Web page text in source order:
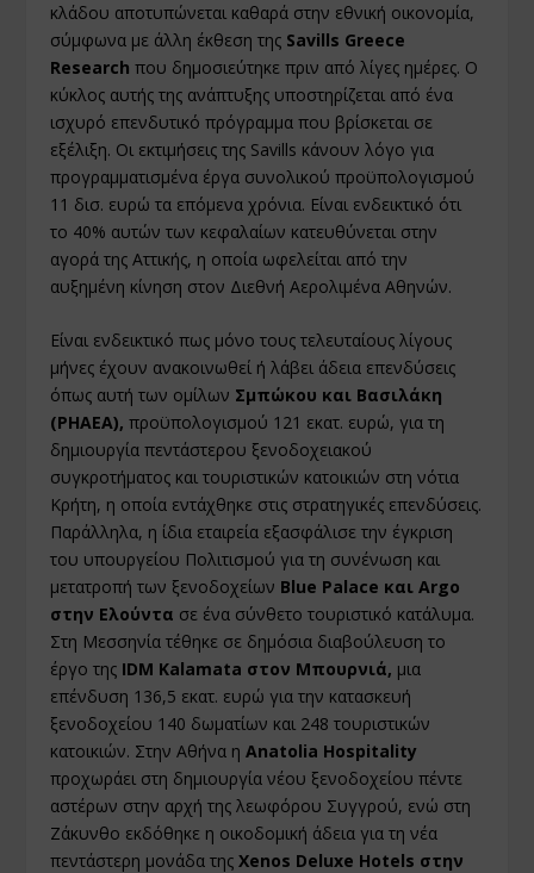
κλάδου αποτυπώνεται καθαρά στην εθνική οικονομία,
σύμφωνα με άλλη έκθεση της Savills Greece
Researchπου δημοσιεύτηκε πριν από λίγες ημέρες. Ο
κύκλος αυτής της ανάπτυξης υποστηρίζεται από ένα
ισχυρό επενδυτικό πρόγραμμα που βρίσκεται σε
εξέλιξη. Οι εκτιμήσεις της Savills κάνουν λόγο για
προγραμματισμένα έργα συνολικού προϋπολογισμού
11 δισ. ευρώ τα επόμενα χρόνια. Είναι ενδεικτικό ότι
το 40% αυτών των κεφαλαίων κατευθύνεται στην
αγορά της Αττικής, η οποία ωφελείται από την
αυξημένη κίνηση στον Διεθνή Αερολιμένα Αθηνών.
Είναι ενδεικτικό πως μόνο τους τελευταίους λίγους
μήνες έχουν ανακοινωθεί ή λάβει άδεια επενδύσεις
όπως αυτή των ομίλων Σμπώκου και Βασιλάκη
(PHAEA), προϋπολογισμού 121 εκατ. ευρώ, για τη
δημιουργία πεντάστερου ξενοδοχειακού
συγκροτήματος και τουριστικών κατοικιών στη νότια
Κρήτη, η οποία εντάχθηκε στις στρατηγικές επενδύσεις.
Παράλληλα, η ίδια εταιρεία εξασφάλισε την έγκριση
του υπουργείου Πολιτισμού για τη συνένωση και
μετατροπή των ξενοδοχείων Blue Palace και Argo
στην Ελούντα σε ένα σύνθετο τουριστικό κατάλυμα.
Στη Μεσσηνία τέθηκε σε δημόσια διαβούλευση το
έργο της IDM Kalamata στον Μπουρνιά, μια
επένδυση 136,5 εκατ. ευρώ για την κατασκευή
ξενοδοχείου 140 δωματίων και 248 τουριστικών
κατοικιών. Στην Αθήνα η Anatolia Hospitality
προχωράει στη δημιουργία νέου ξενοδοχείου πέντε
αστέρων στην αρχή της λεωφόρου Συγγρού, ενώ στη
Ζάκυνθο εκδόθηκε η οικοδομική άδεια για τη νέα
πεντάστερη μονάδα τηςXenos Deluxe Hotels στην